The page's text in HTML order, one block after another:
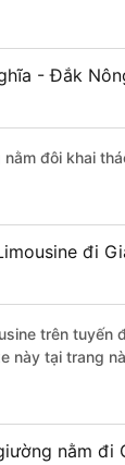
- Đắk
đôi khai
đi
trên tuyến
này tại trang
nằm